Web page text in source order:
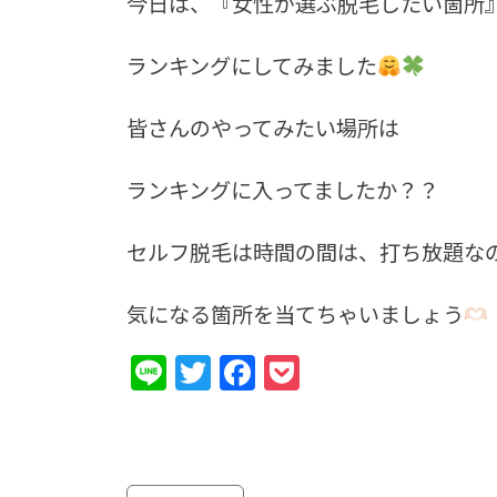
ランキングにしてみました
皆さんのやってみたい場所は
ランキングに入ってましたか？？
セルフ脱毛は時間の間は、打ち放題な
気になる箇所を当てちゃいましょう
LineTwitterFacebook